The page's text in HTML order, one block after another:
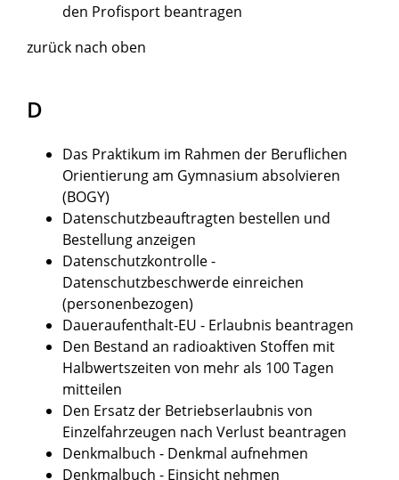
den Profisport beantragen
zurück nach oben
D
Das Praktikum im Rahmen der Beruflichen
Orientierung am Gymnasium absolvieren
(BOGY)
Datenschutzbeauftragten bestellen und
Bestellung anzeigen
Datenschutzkontrolle -
Datenschutzbeschwerde einreichen
(personenbezogen)
Daueraufenthalt-EU - Erlaubnis beantragen
Den Bestand an radioaktiven Stoffen mit
Halbwertszeiten von mehr als 100 Tagen
mitteilen
Den Ersatz der Betriebserlaubnis von
Einzelfahrzeugen nach Verlust beantragen
Denkmalbuch - Denkmal aufnehmen
Denkmalbuch - Einsicht nehmen